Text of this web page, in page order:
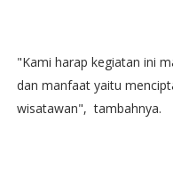
"Kami harap kegiatan ini
dan manfaat yaitu
wisatawan", tambahnya.